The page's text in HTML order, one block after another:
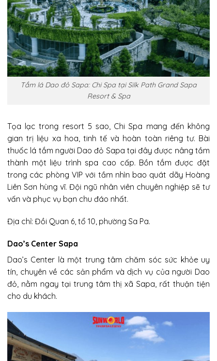
Tắm lá Dao đỏ Sapa: Chi Spa tại Silk Path Grand Sapa
Resort & Spa
Tọa lạc trong resort 5 sao, Chi Spa mang đến không
gian trị liệu xa hoa, tinh tế và hoàn toàn riêng tư. Bài
thuốc lá tắm người Dao đỏ Sapa tại đây được nâng tầm
thành một liệu trình spa cao cấp. Bồn tắm được đặt
trong các phòng VIP với tầm nhìn bao quát dãy Hoàng
Liên Sơn hùng vĩ. Đội ngũ nhân viên chuyên nghiệp sẽ tư
vấn và phục vụ bạn chu đáo nhất.
Địa chỉ: Đồi Quan 6, tổ 10, phường Sa Pa.
Dao’s Center Sapa
Dao’s Center là một trung tâm chăm sóc sức khỏe uy
tín, chuyên về các sản phẩm và dịch vụ của người Dao
đỏ, nằm ngay tại trung tâm thị xã Sapa, rất thuận tiện
cho du khách.